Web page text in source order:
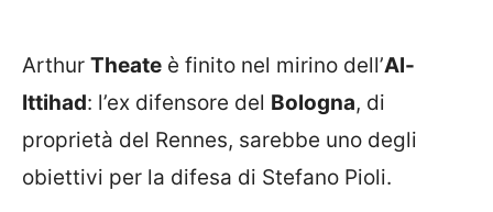
Arthur Theate è finito nel mirino dell’Al-
Ittihad: l’ex difensore del Bologna, di
proprietà del Rennes, sarebbe uno degli
obiettivi per la difesa di Stefano Pioli.